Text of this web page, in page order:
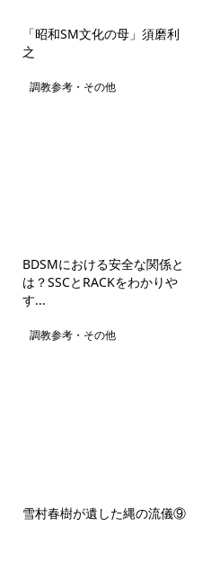
「昭和SM文化の母」須磨利
之
調教参考・その他
BDSMにおける安全な関係と
は？SSCとRACKをわかりや
す...
調教参考・その他
雪村春樹が遺した縄の流儀⑨